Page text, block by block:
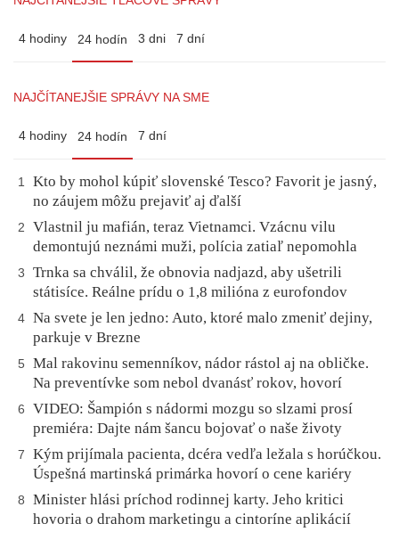
4 hodiny 24 hodín 3 dni 7 dní
NAJČÍTANEJŠIE SPRÁVY NA SME
4 hodiny 24 hodín 7 dní
1
Kto by mohol kúpiť slovenské Tesco? Favorit je jasný,
no záujem môžu prejaviť aj ďalší
2
Vlastnil ju mafián, teraz Vietnamci. Vzácnu vilu
demontujú neznámi muži, polícia zatiaľ nepomohla
3
Trnka sa chválil, že obnovia nadjazd, aby ušetrili
státisíce. Reálne prídu o 1,8 milióna z eurofondov
4 Na svete je len jedno: Auto, ktoré malo zmeniť dejiny,
parkuje v Brezne
5
Mal rakovinu semenníkov, nádor rástol aj na obličke.
Na preventívke som nebol dvanásť rokov, hovorí
6
VIDEO: Šampión s nádormi mozgu so slzami prosí
premiéra: Dajte nám šancu bojovať o naše životy
7
Kým prijímala pacienta, dcéra vedľa ležala s horúčkou.
Úspešná martinská primárka hovorí o cene kariéry
8
Minister hlási príchod rodinnej karty. Jeho kritici
hovoria o drahom marketingu a cintoríne aplikácií